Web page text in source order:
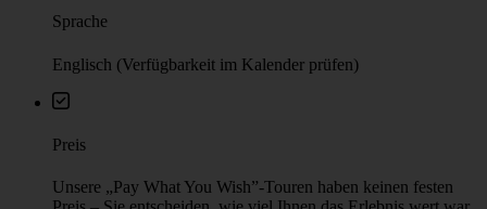
Grundinformationen